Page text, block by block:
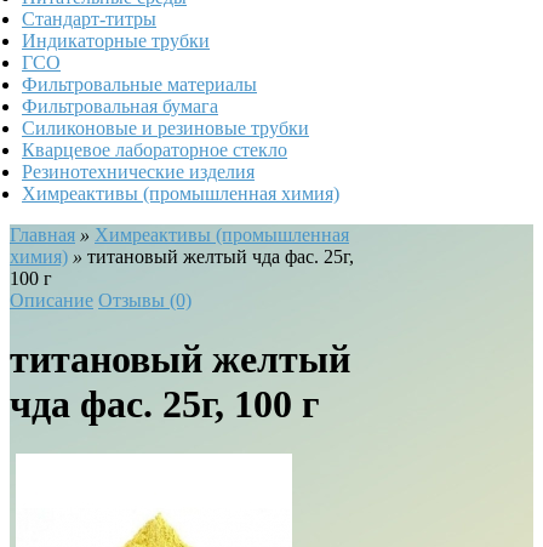
Стандарт-титры
Индикаторные трубки
ГСО
Фильтровальные материалы
Фильтровальная бумага
Силиконовые и резиновые трубки
Кварцевое лабораторное стекло
Резинотехнические изделия
Химреактивы (промышленная химия)
Главная » Химреактивы (промышленная
химия) » титановый желтый чда фас. 25г,
100 г
Описание Отзывы (0)
титановый желтый
чда фас. 25г, 100 г